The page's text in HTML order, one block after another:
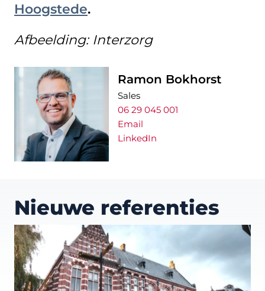
Hoogstede.
Afbeelding: Interzorg
Ramon Bokhorst
Sales
06 29 045 001
Email
LinkedIn
Nieuwe referenties